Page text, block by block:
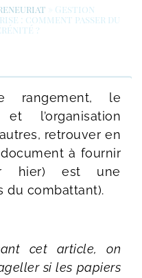
» Gestion
: comment passer du
?
rangement, le
l’organisation
retrouver en
à fournir
hier) est une
du combattant).
cet article, on
si les papiers